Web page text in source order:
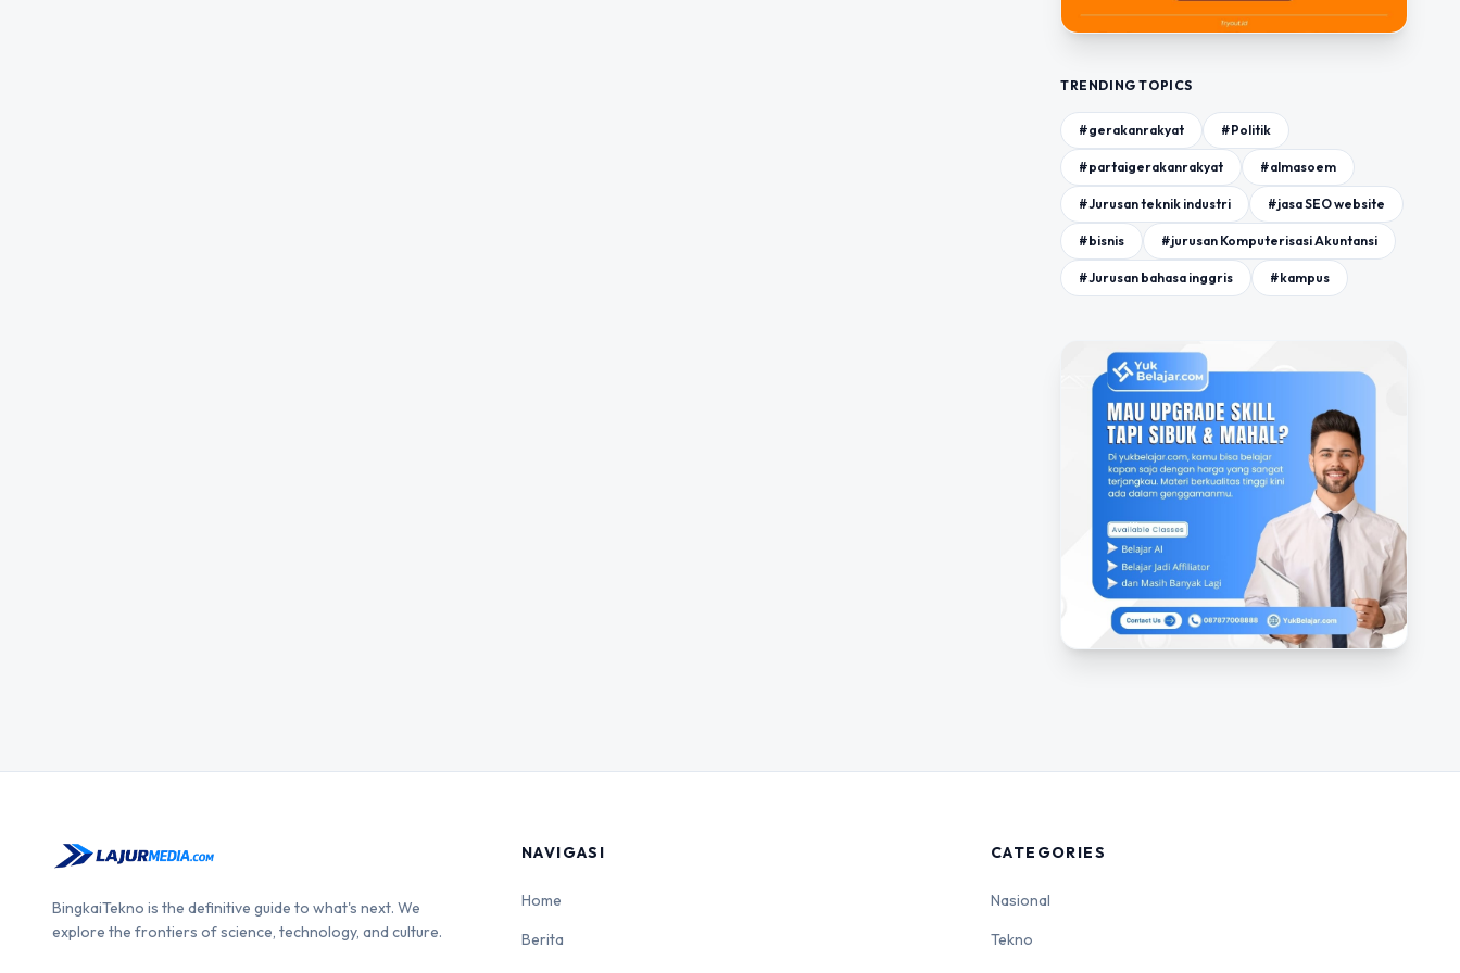
TRENDING TOPICS
#gerakanrakyat #Politik
#partaigerakanrakyat #almasoem
#Jurusan teknik industri #jasa SEO website
#bisnis #jurusan Komputerisasi Akuntansi
#Jurusan bahasa inggris #kampus
BingkaiTekno is the definitive guide to what's next. We
explore the frontiers of science, technology, and culture.
NAVIGASI
Home
Berita
CATEGORIES
Nasional
Tekno